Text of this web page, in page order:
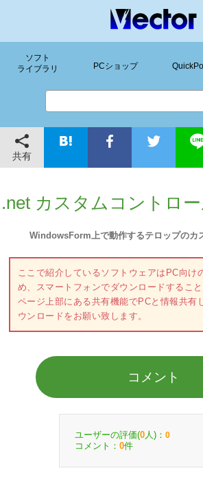
ソフト
ライブラリ
PCショップ
共有
.net カスタムコントロ
WindowsForm上で動作するテロップのカ
ここで紹介しているソフトウェアはPC向け
め、スマートフォンでダウンロードすること
ページ上部にある共有機能でPCと情報共有
ウンロードをお願い致します。
コメント
ユーザーの評価(0 人)： 0
コメント： 0件